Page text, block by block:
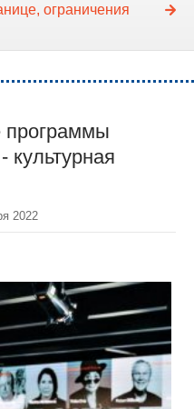
ограничения
программы
культурная
2022